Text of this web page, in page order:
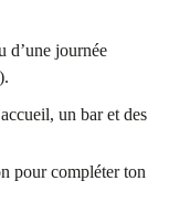
d’une journée
un bar et des
pour compléter ton